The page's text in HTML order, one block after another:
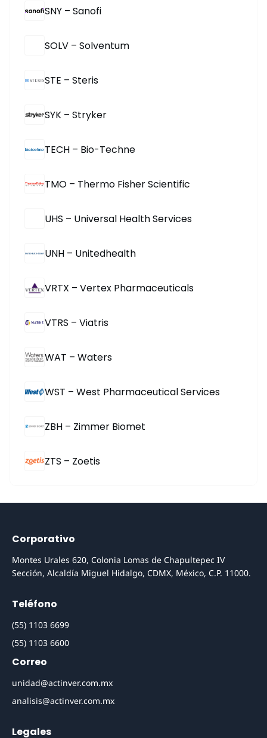
SNY – Sanofi
SOLV – Solventum
STE – Steris
SYK – Stryker
TECH – Bio-Techne
TMO – Thermo Fisher Scientific
UHS – Universal Health Services
UNH – Unitedhealth
VRTX – Vertex Pharmaceuticals
VTRS – Viatris
WAT – Waters
WST – West Pharmaceutical Services
ZBH – Zimmer Biomet
ZTS – Zoetis
Corporativo
Montes Urales 620, Colonia Lomas de Chapultepec IV
Sección, Alcaldía Miguel Hidalgo, CDMX, México, C.P. 11000.
Teléfono
(55) 1103 6699
(55) 1103 6600
Correo
unidad@actinver.com.mx
analisis@actinver.com.mx
Legales